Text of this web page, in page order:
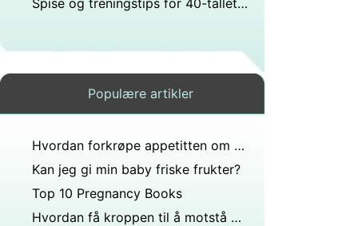
Spise og treningstips for 40-tallet (Infographic)
Populære artikler
Hvordan forkrøpe appetitten om natten
Kan jeg gi min baby friske frukter?
Top 10 Pregnancy Books
Hvordan få kroppen til å motstå matbehov